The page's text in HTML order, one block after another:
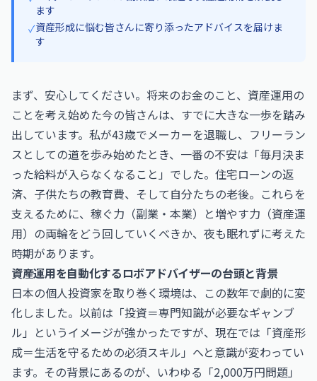
ます
✓資産形成に悩む皆さんに寄り添ったアドバイスを届けま
す
まず、安心してください。将来のお金のこと、資産運用の
ことを考え始めた今の皆さんは、すでに大きな一歩を踏み
出しています。私が43歳でメーカーを退職し、フリーラン
スとしての道を歩み始めたとき、一番の不安は「毎月決ま
った給料が入らなくなること」でした。住宅ローンの返
済、子供たちの教育費、そして自分たちの老後。これらを
支えるために、稼ぐ力（副業・本業）と増やす力（資産運
用）の両輪をどう回していくべきか、夜も眠れずに考えた
時期があります。
資産運用を自動化するロボアドバイザーの台頭と背景
日本の個人投資家を取り巻く環境は、この数年で劇的に変
化しました。以前は「投資＝専門知識が必要なギャンブ
ル」というイメージが強かったですが、現在では「資産形
成＝生活を守るための必須スキル」へと意識が変わってい
ます。その背景にあるのが、いわゆる「2,000万円問題」